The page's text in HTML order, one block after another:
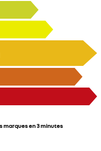
en 3 minutes